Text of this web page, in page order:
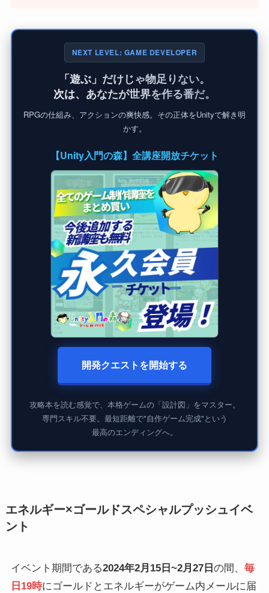
NEXT LEVEL: GAME DEVELOPER
「遊ぶ」だけじゃ物足りない。
次は、あなたが世界を作る番だ。
RPGの仕組み、アクションの爽快感。その正体をUnityで解き明
かす。
【Unity入門の森】全講座開放チケット
開発クエストを開始する
攻略本を読む感覚で、本格ゲームの「設計図」をマスター。
専門スキル不要。最短距離で"自作ゲーム完成"という
最高のエンディングへ。
エネルギー×ゴールドスペシャルプッシュイベ
ント
イベント期間である2024年2月15日~2月27日 の間、 毎
日19時にゴールドとエネルギーがゲーム内メールに届